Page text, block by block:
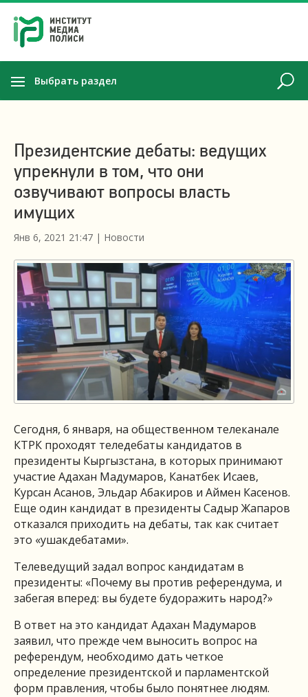
Выбрать раздел
Президентские дебаты: ведущих
упрекнули в том, что они
озвучивают вопросы власть
имущих
Янв 6, 2021 21:47 | Новости
Сегодня, 6 января, на общественном телеканале
КТРК проходят теледебаты кандидатов в
президенты Кыргызстана, в которых принимают
участие Адахан Мадумаров, Канатбек Исаев,
Курсан Асанов, Эльдар Абакиров и Аймен Касенов.
Еще один кандидат в президенты Садыр Жапаров
отказался приходить на дебаты, так как считает
это «ушакдебатами».
Телеведущий задал вопрос кандидатам в
президенты: «Почему вы против референдума, и
забегая вперед: вы будете будоражить народ?»
В ответ на это кандидат Адахан Мадумаров
заявил, что прежде чем выносить вопрос на
референдум, необходимо дать четкое
определение президентской и парламентской
форм правления, чтобы было понятнее людям.